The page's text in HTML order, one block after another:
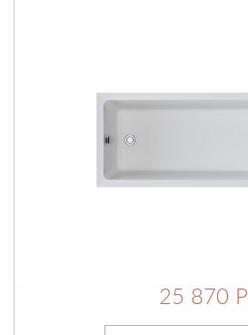
25 870 Р